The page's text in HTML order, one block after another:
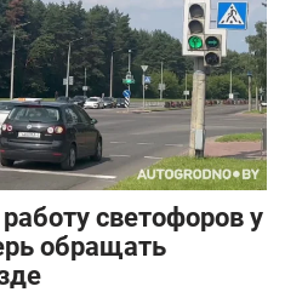
светофоров у
обращать